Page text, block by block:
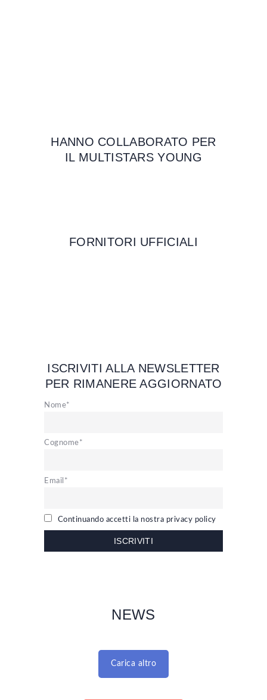
HANNO COLLABORATO PER
IL MULTISTARS YOUNG
FORNITORI UFFICIALI
ISCRIVITI ALLA NEWSLETTER
PER RIMANERE AGGIORNATO
Nome*
Cognome*
Email*
Continuando accetti la nostra privacy policy
NEWS
Carica altro